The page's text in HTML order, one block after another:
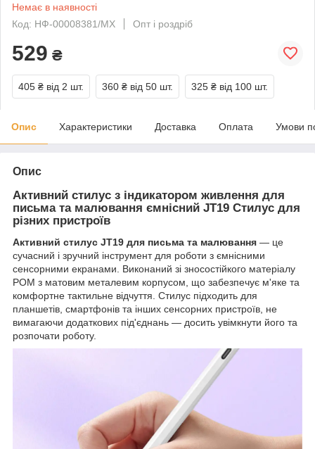
Немає в наявності
Код: НФ-00008381/MX
Опт і роздріб
529 ₴
405 ₴ від 2 шт. 360 ₴ від 50 шт. 325 ₴ від 100 шт.
Опис Характеристики Доставка Оплата Умови
Опис
Активний стилус з індикатором живлення для
письма та малювання ємнісний JT19 Стилус для
різних пристроїв
Активний стилус JT19 для письма та малювання — це
сучасний і зручний інструмент для роботи з ємнісними
сенсорними екранами. Виконаний зі зносостійкого матеріалу
POM з матовим металевим корпусом, що забезпечує м'яке та
комфортне тактильне відчуття. Стилус підходить для
планшетів, смартфонів та інших сенсорних пристроїв, не
вимагаючи додаткових під'єднань — досить увімкнути його та
розпочати роботу.